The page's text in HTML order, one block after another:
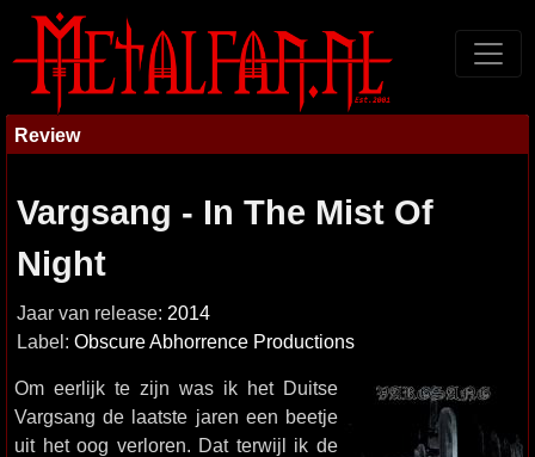
Review
Vargsang - In The Mist Of
Night
Jaar van release: 2014
Label: Obscure Abhorrence Productions
Om eerlijk te zijn was ik het Duitse
Vargsang de laatste jaren een beetje
uit het oog verloren. Dat terwijl ik de